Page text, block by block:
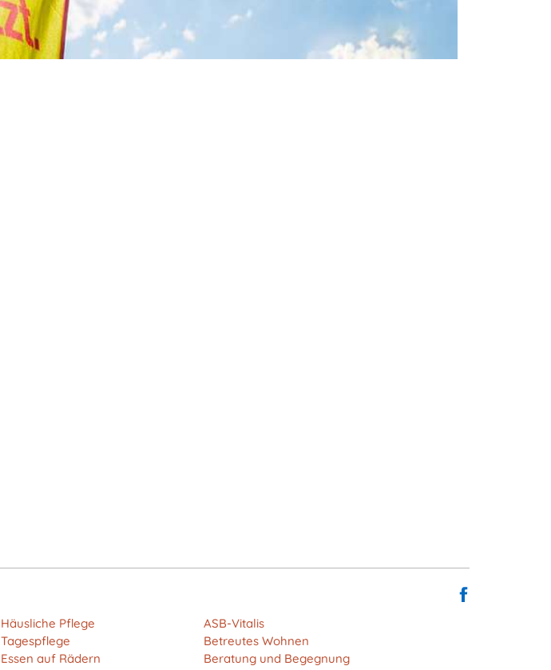
Häusliche Pflege
ASB-Vitalis
Tagespflege
Betreutes Wohnen
Essen auf Rädern
Beratung und Begegnung